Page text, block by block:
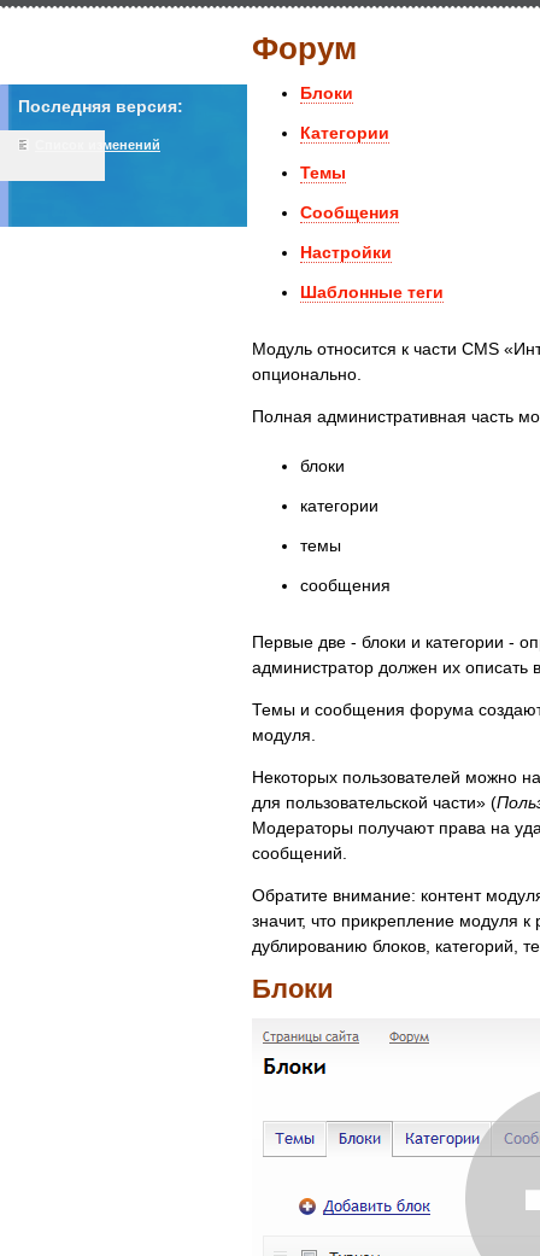
Последняя версия:
Список изменений
Форум
Блоки
Категории
Темы
Сообщения
Настройки
Шаблонные теги
Модуль относится к части CMS
опционально.
Полная административная часть
блоки
категории
темы
сообщения
Первые две - блоки и категории -
администратор должен их
Темы и сообщения форума создают
модуля.
Некоторых пользователей можно
для пользовательской части» (
Модераторы получают права на
сообщений.
Обратите внимание: контент
значит, что прикрепление модуля
дублированию блоков, категорий,
Блоки